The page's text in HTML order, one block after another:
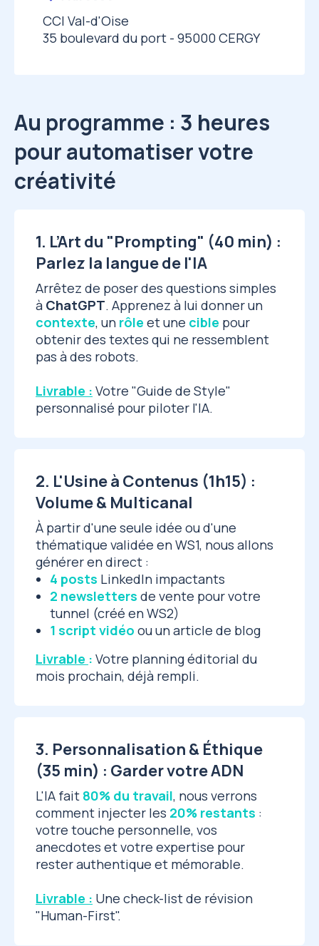
CCI Val-d'Oise
35 boulevard du port - 95000 CERGY
Au programme : 3 heures
pour automatiser votre
créativité
1. L’Art du "Prompting" (40 min) :
Parlez la langue de l'IA
Arrêtez de poser des questions simples
à ChatGPT. Apprenez à lui donner un
contexte, un rôle et une cible pour
obtenir des textes qui ne ressemblent
pas à des robots.
Livrable : Votre "Guide de Style"
personnalisé pour piloter l'IA.
2. L'Usine à Contenus (1h15) :
Volume & Multicanal
À partir d'une seule idée ou d'une
thématique validée en WS1, nous allons
générer en direct :
4 posts LinkedIn impactants
2 newsletters de vente pour votre
tunnel (créé en WS2)
1 script vidéo ou un article de blog
Livrable : Votre planning éditorial du
mois prochain, déjà rempli.
3. Personnalisation & Éthique
(35 min) : Garder votre ADN
L'IA fait 80% du travail, nous verrons
comment injecter les 20% restants :
votre touche personnelle, vos
anecdotes et votre expertise pour
rester authentique et mémorable.
Livrable : Une check-list de révision
"Human-First".